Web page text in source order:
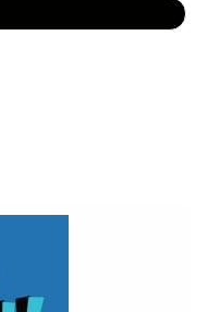
gens qui fréquentent
échanges que j’ai
de se poser la
de la beauté ou de